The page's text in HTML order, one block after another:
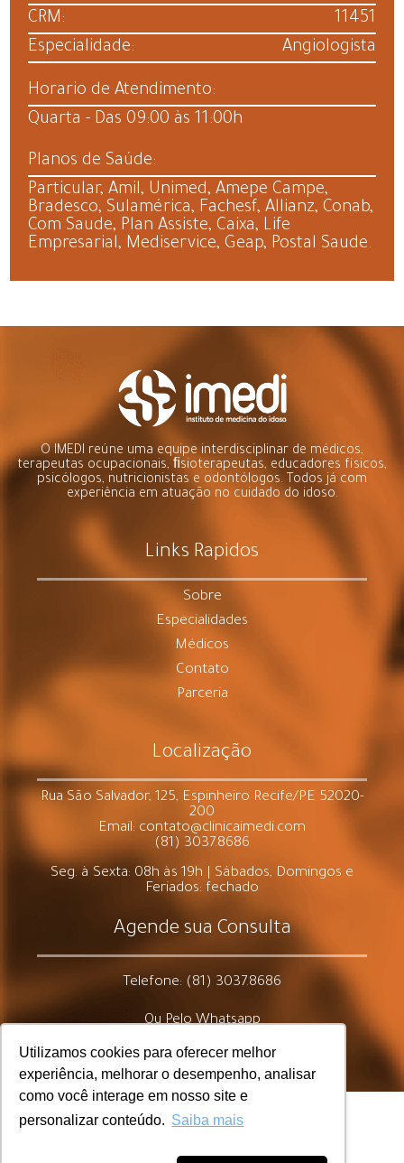
Utilizamos cookies para oferecer melhor
experiência, melhorar o desempenho, analisar
como você interage em nosso site e
personalizar conteúdo. Saiba mais
CRM:
11451
Especialidade:
Angiologista
Horario de Atendimento:
Quarta - Das 09:00 às 11:00h
Planos de Saúde:
Particular, Amil, Unimed, Amepe Campe,
Bradesco, Sulamérica, Fachesf, Allianz, Conab,
Com Saude, Plan Assiste, Caixa, Life
Empresarial, Mediservice, Geap, Postal Saude.
O IMEDI reúne uma equipe interdisciplinar de médicos,
terapeutas ocupacionais, ﬁsioterapeutas, educadores físicos,
psicólogos, nutricionistas e odontólogos. Todos já com
experiência em atuação no cuidado do idoso.
Links Rapidos
Sobre
Especialidades
Médicos
Contato
Parceria
Localização
Rua São Salvador, 125, Espinheiro Recife/PE 52020-
200
Email: contato@clinicaimedi.com
(81) 3037.8686
Seg. à Sexta: 08h às 19h | Sábados, Domingos e
Feriados: fechado
Agende sua Consulta
Telefone: (81) 3037.8686
Ou Pelo Whatsapp
Feito por: © Grid Design e Estratégia